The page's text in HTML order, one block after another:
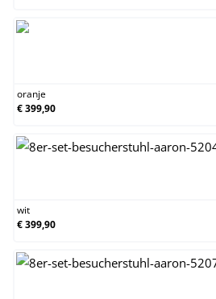
oranje
€ 399,90
wit
€ 399,90